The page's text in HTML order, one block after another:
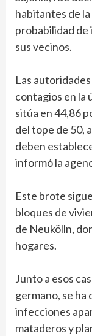
habitantes de
probabilidad
sus vecinos.
Las
contagios en la
sitúa en 44,86
del tope de 50,
deben
informó la
Este brote
bloques de
de Neukölln,
hogares.
Junto a esos
germano, se ha
infecciones
mataderos y